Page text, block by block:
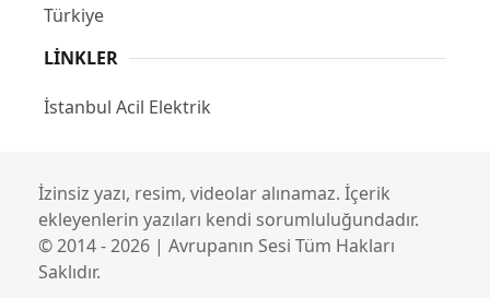
Türkiye
LINKLER
İstanbul Acil Elektrik
İzinsiz yazı, resim, videolar alınamaz. İçerik
ekleyenlerin yazıları kendi sorumluluğundadır.
© 2014 - 2026 | Avrupanın Sesi Tüm Hakları
Saklıdır.